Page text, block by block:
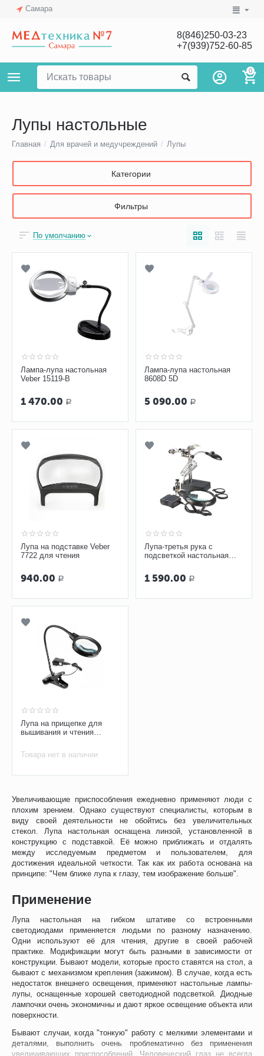
Самара
8(846)250-03-23
+7(939)752-60-85
0
Лупы настольные
Главная / Для врачей и медучреждений / Лупы
Категории
Фильтры
Увеличивающие приспособления ежедневно применяют люди с
плохим зрением. Однако существуют специалисты, которым в
виду своей деятельности не обойтись без увеличительных
стекол. Лупа настольная оснащена линзой, установленной в
конструкцию с подставкой. Её можно приближать и отдалять
между исследуемым предметом и пользователем, для
достижения идеальной четкости. Так как их работа основана на
принципе: "Чем ближе лупа к глазу, тем изображение больше".
Применение
Лупа настольная на гибком штативе со встроенными
светодиодами применяется людьми по разному назначению.
Одни используют её для чтения, другие в своей рабочей
практике. Модификации могут быть разными в зависимости от
конструкции. Бывают модели, которые просто ставятся на стол, а
бывают с механизмом крепления (зажимом). В случае, когда есть
недостаток внешнего освещения, применяют настольные лампы-
лупы, оснащенные хорошей светодиодной подсветкой. Диодные
лампочки очень экономичны и дают яркое освещение объекта или
поверхности.
Бывают случаи, когда "тонкую" работу с мелкими элементами и
деталями, выполнить очень проблематично без применения
увеличивающих приспособлений. Человеческий глаз не всегда
По умолчанию
Лампа-лупа настольная
Veber 15119-В
1 470.00 Р
Лампа-лупа настольная
8608D 5D
5 090.00 Р
Лупа на подставке Veber
7722 для чтения
940.00 Р
Лупа-третья рука с
подсветкой настольная
1 590.00 Р
Лупа на прищепке для
вышивания и чтения
Товара нет в наличии